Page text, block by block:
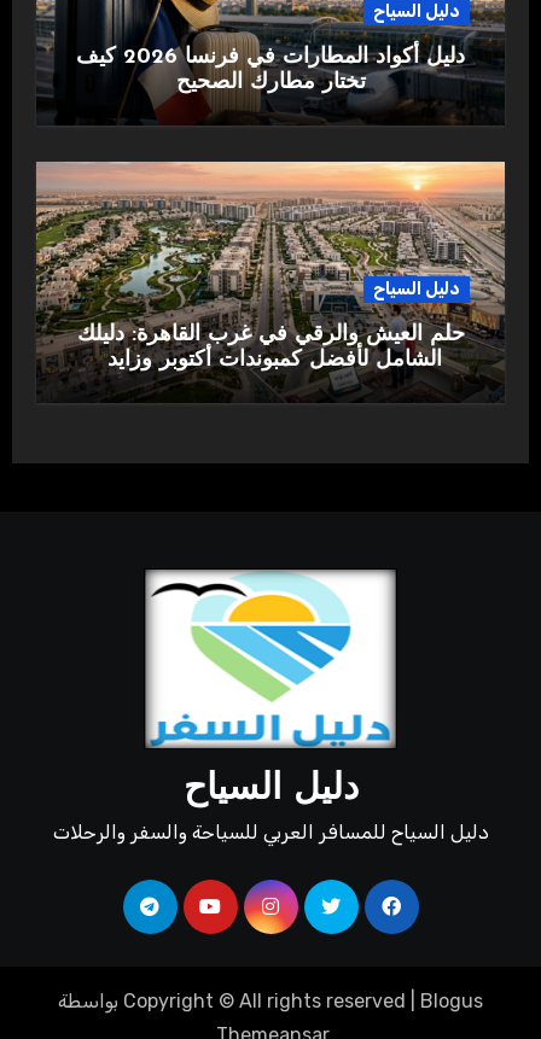
دليل السياح
دليل أكواد المطارات في فرنسا 2026 كيف
تختار مطارك الصحيح
دليل السياح
حلم العيش والرقي في غرب القاهرة: دليلك
الشامل لأفضل كمبوندات أكتوبر وزايد
دليل السياح
دليل السياح للمسافر العربي للسياحة والسفر والرحلات
Copyright © All rights reserved Blogus
بواسطة